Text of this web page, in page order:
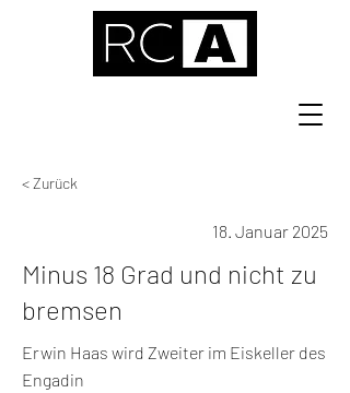
< Zurück
18. Januar 2025
Minus 18 Grad und nicht zu
bremsen
Erwin Haas wird Zweiter im Eiskeller des
Engadin